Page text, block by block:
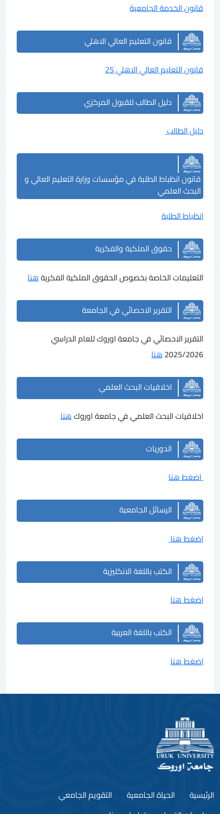
قانون الخدمة الجامعية
قانون التعليم العالي الاهلي
قانون التعليم العالي الاهلي 25
دليل الطالب للقبول المركزي
دليل الطالب
قانون انظباط الطلبة في مؤسسات وزارة التعليم العالي و
البحث العلمي
انظباط الطلبة
حقوق الملكية والفكرية
التعليمات الخاصة بخصوص الحقوق الملكية الفكريةهنا
التقرير الاحصائي في الجامعة
التقرير الاحصائي في جامعة اوروك للعام الدراسي
2025/2026هنا
اخلاقيات البحث العلمي
اخلاقيات البحث العلمي في جامعة اوروكهنا
الدوريات
اضغط هنا
الرسائل الجامعية
اضغط هنا
الكتب باللغة الانكليزية
اضغط هنا
الكتب باللغة العربية
اضغط هنا
الرئيسية الحياة الجامعية
التقويم الجامعي